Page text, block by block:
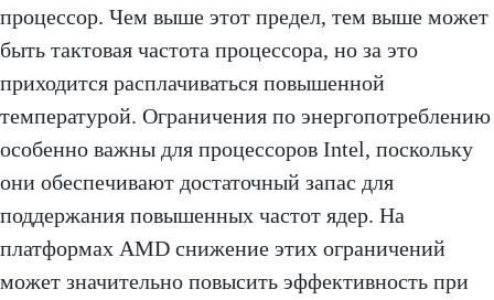
процессор. Чем выше этот предел, тем выше может
быть тактовая частота процессора, но за это
приходится расплачиваться повышенной
температурой. Ограничения по энергопотреблению
особенно важны для процессоров Intel, поскольку
они обеспечивают достаточный запас для
поддержания повышенных частот ядер. На
платформах AMD снижение этих ограничений
может значительно повысить эффективность при